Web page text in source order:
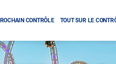
CONTRÔLE TOUT SUR LE